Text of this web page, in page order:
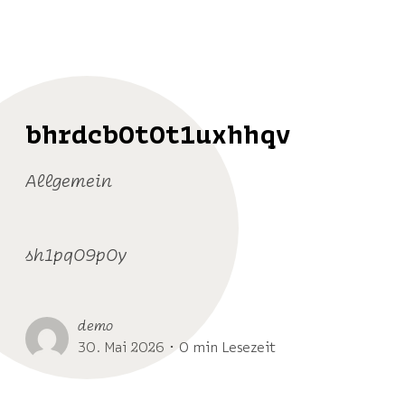
bhrdcb0t0t1uxhhqv
Allgemein
sh1pq09p0y
demo
30. Mai 2026 ･ 0 min Lesezeit